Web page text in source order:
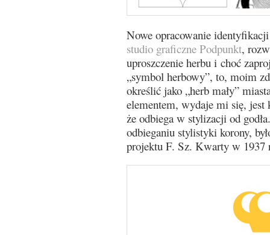
Nowe opracowanie
studio graficzne Podpunkt,
uproszczenie herbu i choć
„symbol herbowy”, to, moim
określić jako „herb mały”
elementem, wydaje mi się, jest
że odbiega w stylizacji od
odbieganiu stylistyki korony,
projektu F. Sz. Kwarty w 1937